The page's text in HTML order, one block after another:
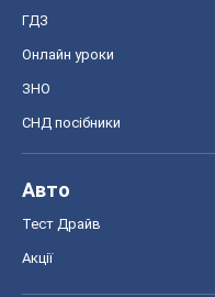
ГДЗ
Онлайн уроки
ЗНО
СНД посібники
Авто
Тест Драйв
Акції